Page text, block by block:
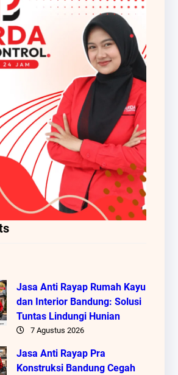
Jasa Anti Rayap Rumah Kayu
dan Interior Bandung: Solusi
Tuntas Lindungi Hunian
7 Agustus 2026
Jasa Anti Rayap Pra
Konstruksi Bandung Cegah